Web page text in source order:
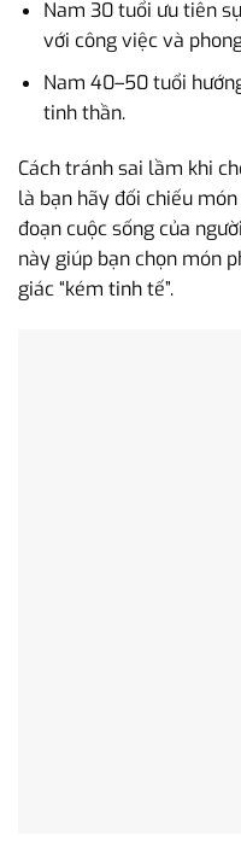
Nam 30 tuổi ưu tiên
với công việc và
Nam 40–50 tuổi
tinh thần.
Cách tránh sai lầm khi
là bạn hãy đối chiếu
đoạn cuộc sống của
này giúp bạn chọn món
giác “kém tinh tế”.